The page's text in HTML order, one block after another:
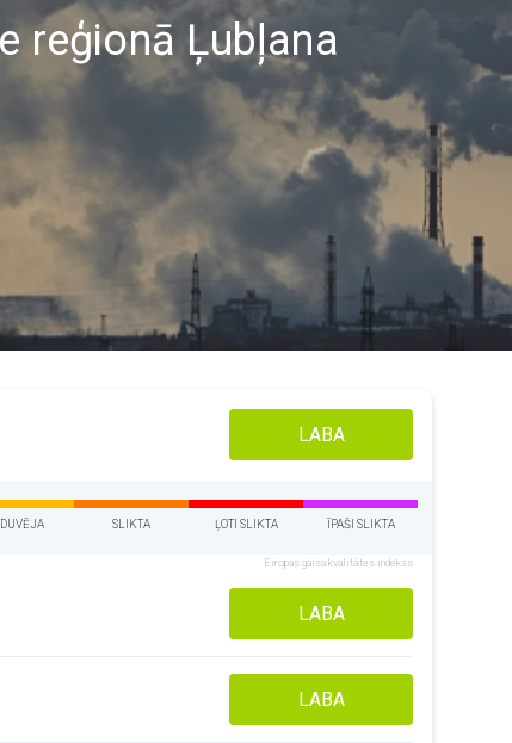
reģionā Ļubļana
LABA
SLIKTA ĻOTI SLIKTA ĪPAŠI SLIKTA
Eiropas gaisa kvalitātes indekss
LABA
LABA